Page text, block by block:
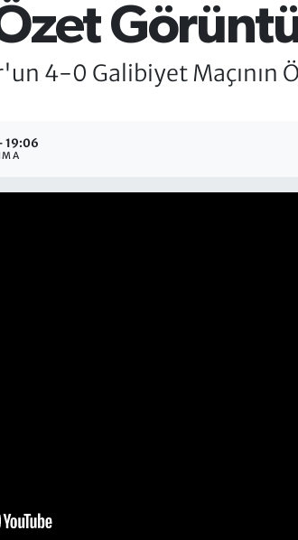
4-0 Galibiyet Maçının
19:06